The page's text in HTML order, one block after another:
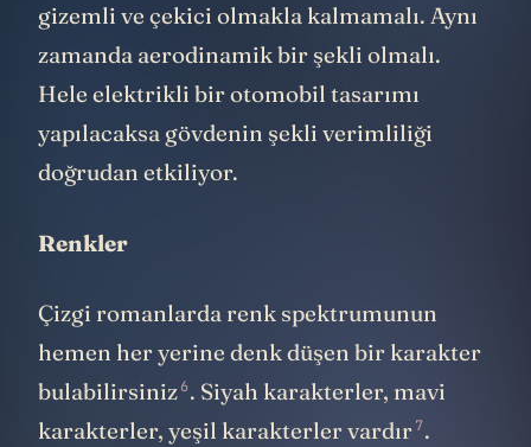
gizemli ve çekici olmakla kalmamalı. Aynı
zamanda aerodinamik bir şekli olmalı.
Hele elektrikli bir otomobil tasarımı
yapılacaksa gövdenin şekli verimliliği
doğrudan etkiliyor.
Renkler
Çizgi romanlarda renk spektrumunun
hemen her yerine denk düşen bir karakter
bulabilirsiniz6. Siyah karakterler, mavi
karakterler, yeşil karakterlervardır7.